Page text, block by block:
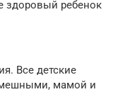
здоровый ребенок
Все детские
мамой и